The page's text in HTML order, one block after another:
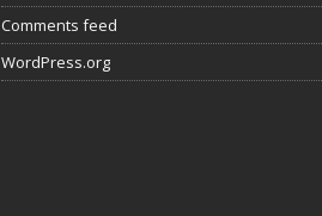
Comments feed
WordPress.org